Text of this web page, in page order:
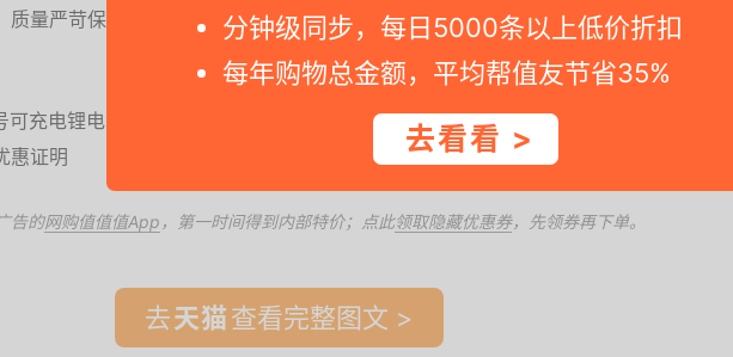
分钟级同步，每日5000条以上低价折扣
每年购物总金额，平均帮值友节省35%
去看看 >
质量严苛保证，导电性能好，经济实用，指纹门/遥控/玩具/无线鼠标
告的网购值值值App ，第一时间得到内部特价；点此领取隐藏优惠券，先领券再下单。
去 查看完整图文 >